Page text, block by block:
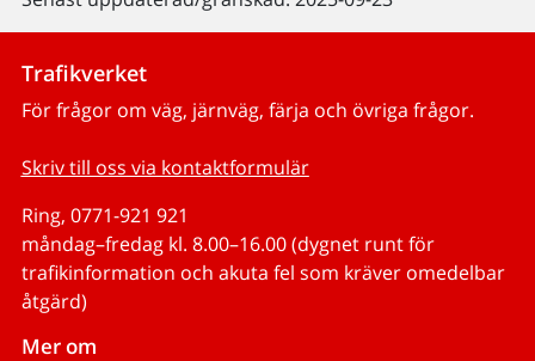
Trafikverket
För frågor om väg, järnväg, färja och övriga frågor.
Skriv till oss via kontaktformulär
Ring, 0771-921 921
måndag–fredag kl. 8.00–16.00 (dygnet runt för
trafikinformation och akuta fel som kräver omedelbar
åtgärd)
Mer om